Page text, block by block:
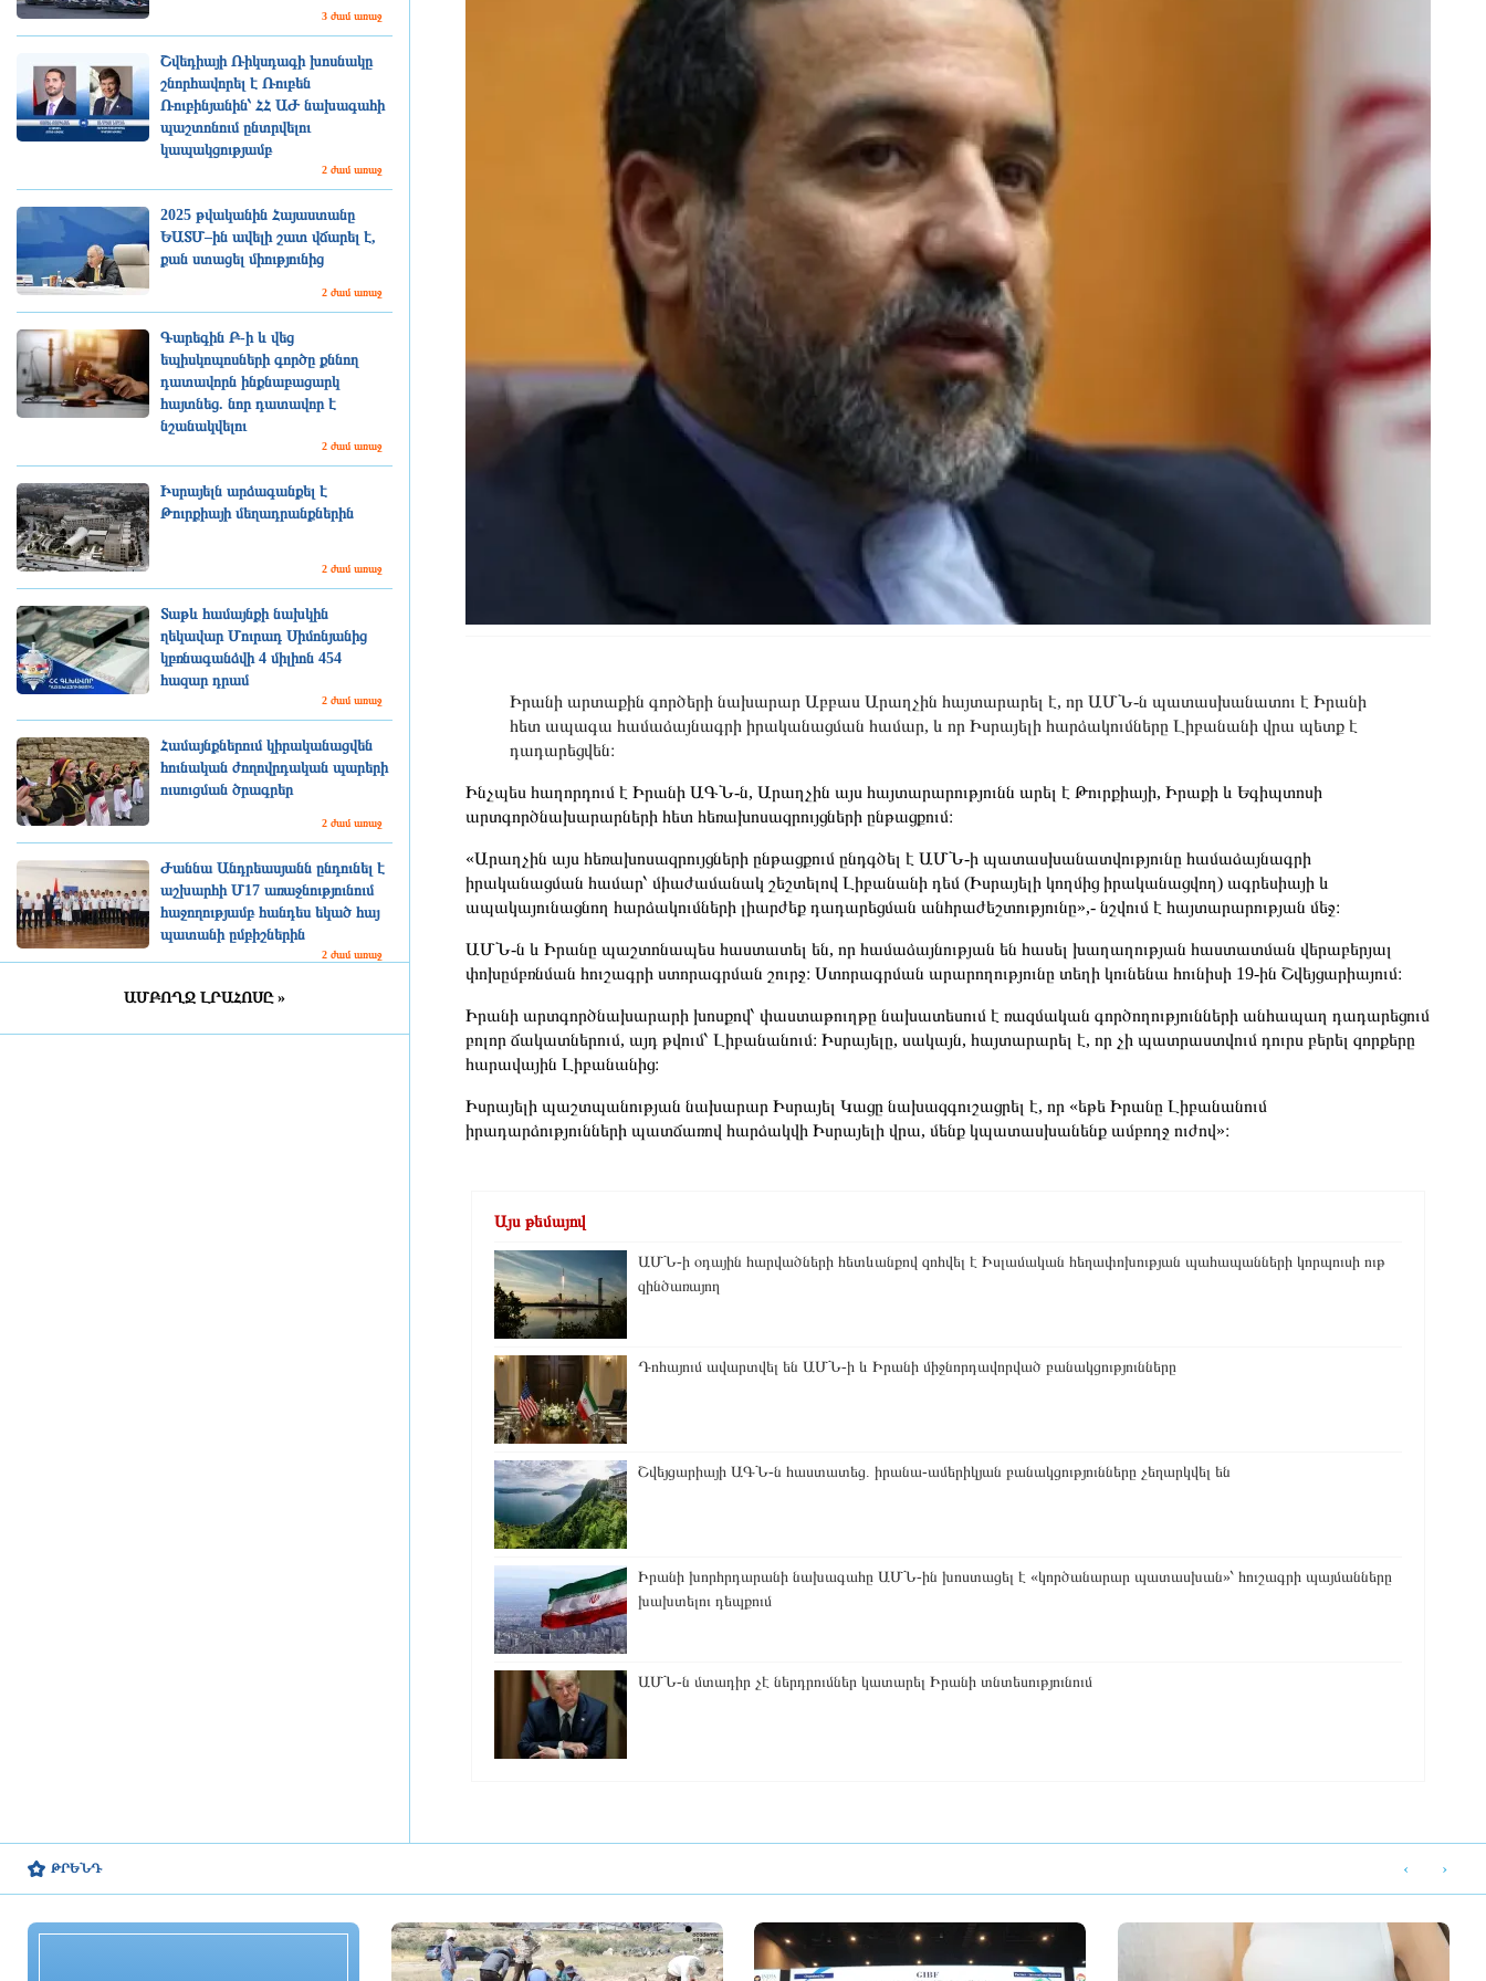
3 ժամ առաջ
Շվեդիայի Ռիկսդագի խոսնակը
շնորհավորել է Ռուբեն
Ռուբինյանին՝ ՀՀ ԱԺ նախագահի
պաշտոնում ընտրվելու
կապակցությամբ
2 ժամ առաջ
2025 թվականին Հայաստանը
ԵԱՏՄ–ին ավելի շատ վճարել է,
քան ստացել միությունից
2 ժամ առաջ
Գարեգին Բ-ի և վեց
եպիսկոպոսների գործը քննող
դատավորն ինքնաբացարկ
հայտնեց. նոր դատավոր է
նշանակվելու
2 ժամ առաջ
Իսրայելն արձագանքել է
Թուրքիայի մեղադրանքներին
2 ժամ առաջ
Տաթև համայնքի նախկին
ղեկավար Մուրադ Սիմոնյանից
կբռնագանձվի 4 միլիոն 454
հազար դրամ
2 ժամ առաջ
Համայնքներում կիրականացվեն
հունական ժողովրդական պարերի
ուսուցման ծրագրեր
2 ժամ առաջ
Ժաննա Անդրեասյանն ընդունել է
աշխարհի Մ17 առաջնությունում
հաջողությամբ հանդես եկած հայ
պատանի ըմբիշներին
2 ժամ առաջ
Դատախազությունն
դատական նիստը
ԱՄԲՈՂՋ ԼՐԱՀՈՍԸ »
Իրանի արտաքին գործերի նախարար Աբբաս Արաղչին հայտարարել է, որ ԱՄՆ-ն պատասխանատու է Իրանի
հետ ապագա համաձայնագրի իրականացման համար, և որ Իսրայելի հարձակումները Լիբանանի վրա պետք է
դադարեցվեն։
Ինչպես հաղորդում է Իրանի ԱԳՆ-ն, Արաղչին այս հայտարարությունն արել է Թուրքիայի, Իրաքի և Եգիպտոսի
արտգործնախարարների հետ հեռախոսազրույցների ընթացքում։
«Արաղչին այս հեռախոսազրույցների ընթացքում ընդգծել է ԱՄՆ-ի պատասխանատվությունը համաձայնագրի
իրականացման համար՝ միաժամանակ շեշտելով Լիբանանի դեմ (Իսրայելի կողմից իրականացվող) ագրեսիայի և
ապակայունացնող հարձակումների լիարժեք դադարեցման անհրաժեշտությունը»,- նշվում է հայտարարության մեջ։
ԱՄՆ-ն և Իրանը պաշտոնապես հաստատել են, որ համաձայնության են հասել խաղաղության հաստատման վերաբերյալ
փոխըմբռնման հուշագրի ստորագրման շուրջ։ Ստորագրման արարողությունը տեղի կունենա հունիսի 19-ին Շվեյցարիայում։
Իրանի արտգործնախարարի խոսքով՝ փաստաթուղթը նախատեսում է ռազմական գործողությունների անհապաղ դադարեցում
բոլոր ճակատներում, այդ թվում՝ Լիբանանում։ Իսրայելը, սակայն, հայտարարել է, որ չի պատրաստվում դուրս բերել զորքերը
հարավային Լիբանանից։
Իսրայելի պաշտպանության նախարար Իսրայել Կացը նախազգուշացրել է, որ «եթե Իրանը Լիբանանում
իրադարձությունների պատճառով հարձակվի Իսրայելի վրա, մենք կպատասխանենք ամբողջ ուժով»։
Այս թեմայով
ԱՄՆ-ի օդային հարվածների հետևանքով զոհվել է Իսլամական հեղափոխության պահապանների կորպուսի ութ
զինծառայող
Դոհայում ավարտվել են ԱՄՆ-ի և Իրանի միջնորդավորված բանակցությունները
Շվեյցարիայի ԱԳՆ-ն հաստատեց. իրանա-ամերիկյան բանակցությունները չեղարկվել են
Իրանի խորհրդարանի նախագահը ԱՄՆ-ին խոստացել է «կործանարար պատասխան»՝ հուշագրի պայմանները
խախտելու դեպքում
ԱՄՆ-ն մտադիր չէ ներդրումներ կատարել Իրանի տնտեսությունում
ԹՐԵՆԴ ‹ ›